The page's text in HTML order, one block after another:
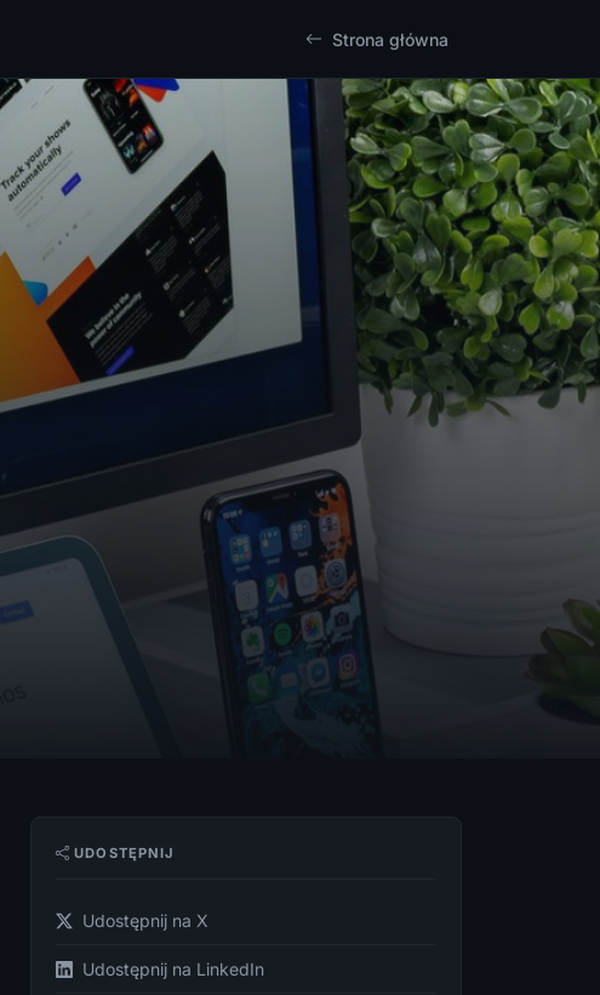
Strona główna
UDOSTĘPNIJ
Udostępnij na X
Udostępnij na LinkedIn